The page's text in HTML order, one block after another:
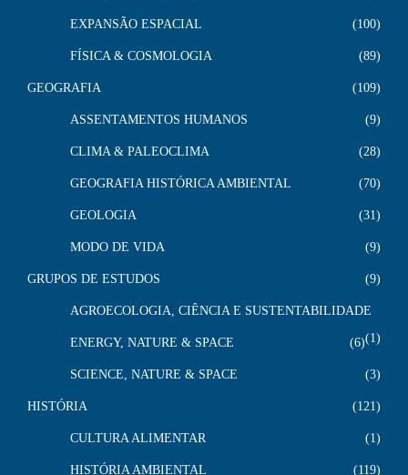
EXPANSÃO ESPACIAL 100
FÍSICA & COSMOLOGIA 89
GEOGRAFIA 109
ASSENTAMENTOS HUMANOS 9
CLIMA & PALEOCLIMA 28
GEOGRAFIA HISTÓRICA AMBIENTAL 70
GEOLOGIA 31
MODO DE VIDA 9
GRUPOS DE ESTUDOS 9
AGROECOLOGIA, CIÊNCIA E SUSTENTABILIDADE
1
ENERGY, NATURE & SPACE 6
SCIENCE, NATURE & SPACE 3
HISTÓRIA 121
CULTURA ALIMENTAR 1
HISTÓRIA AMBIENTAL 119